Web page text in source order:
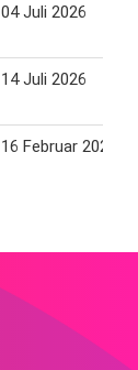
04 Juli 2026
14 Juli 2026
16 Februar 2026